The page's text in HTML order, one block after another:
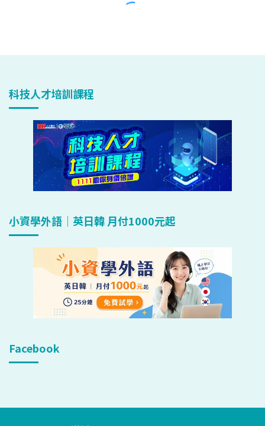
科技人才培訓課程
小資學外語｜英日韓 月付1000元起
Facebook